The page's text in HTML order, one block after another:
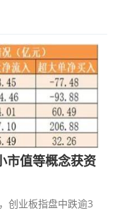
市值等概念获资
创业板指盘中跌逾3